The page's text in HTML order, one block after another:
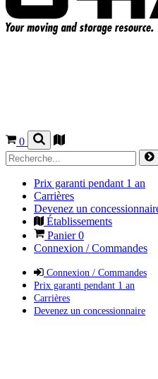
0
Prix garanti pendant 1 an
Carrières
Devenez un
Établissements
Panier0
Connexion / Commandes
Connexion / Commandes
Prix garanti pendant 1 an
Carrières
Devenez un concessionnaire